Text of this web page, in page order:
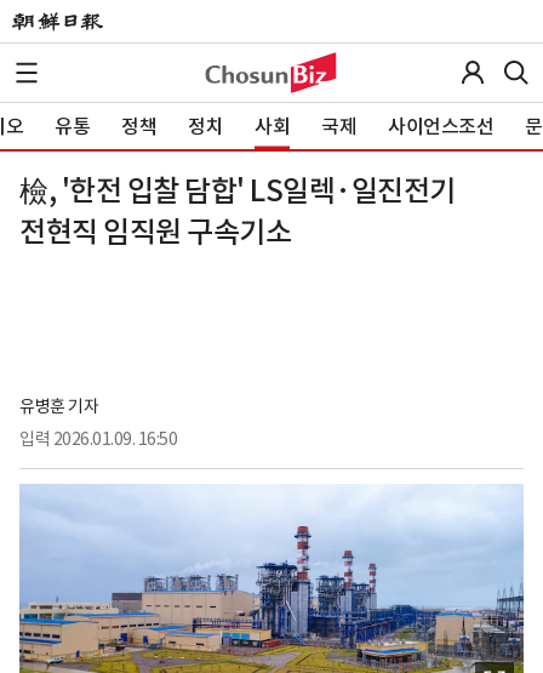
오 유통 정책 정치 사회 국제 사이언스조선
檢, '한전 입찰 담합' LS일렉·일진전기
전현직 임직원 구속기소
유병훈 기자
입력 2026.01.09. 16:50